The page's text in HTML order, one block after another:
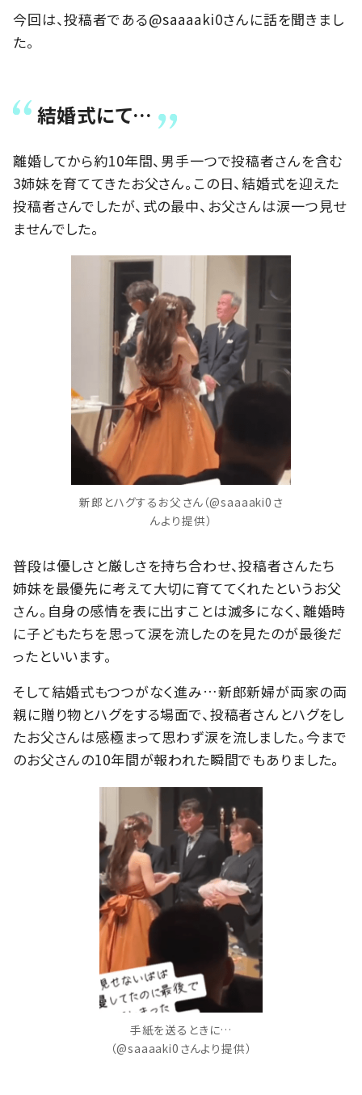
今回は、投稿者である@saaaaki0さんに話を聞きまし
た。
結婚式にて…
離婚してから約10年間、男手一つで投稿者さんを含む
3姉妹を育ててきたお父さん。この日、結婚式を迎えた
投稿者さんでしたが、式の最中、お父さんは涙一つ見せ
ませんでした。
新郎とハグするお父さん（@saaaaki0さ
んより提供）
普段は優しさと厳しさを持ち合わせ、投稿者さんたち
姉妹を最優先に考えて大切に育ててくれたというお父
さん。自身の感情を表に出すことは滅多になく、離婚時
に子どもたちを思って涙を流したのを見たのが最後だ
ったといいます。
そして結婚式もつつがなく進み…新郎新婦が両家の両
親に贈り物とハグをする場面で、投稿者さんとハグをし
たお父さんは感極まって思わず涙を流しました。今まで
のお父さんの10年間が報われた瞬間でもありました。
手紙を送るときに…
（@saaaaki0さんより提供）